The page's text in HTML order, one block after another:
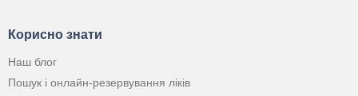
Корисно знати
Наш блог
Пошук і онлайн-резервування ліків